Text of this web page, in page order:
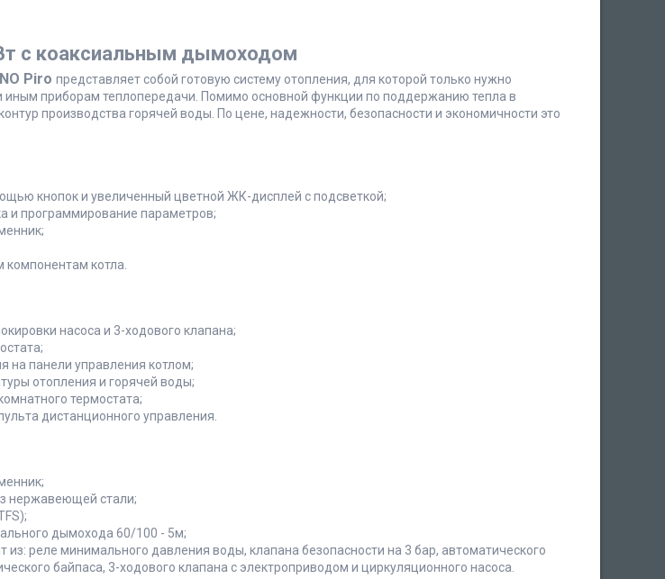
с коаксиальным дымоходом
Piro представляет собой готовую систему отопления, для которой только нужно
иным приборам теплопередачи. Помимо основной функции по поддержанию тепла в
производства горячей воды. По цене, надежности, безопасности и экономичности это
кнопок и увеличенный цветной ЖК-дисплей с подсветкой;
и программирование параметров;
котла.
насоса и 3-ходового клапана;
на панели управления котлом;
отопления и горячей воды;
термостата;
дистанционного управления.
нержавеющей стали;
дымохода 60/100 - 5м;
из: реле минимального давления воды, клапана безопасности на 3 бар, автоматического
байпаса, 3-ходового клапана с электроприводом и циркуляционного насоса.